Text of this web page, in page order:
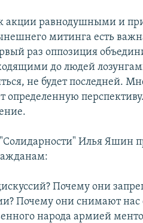
к акции равнодушными и
митинга есть
раз оппозиция
до людей
не будет последней.
Илья Яшин
Почему они
Почему они снимают нас
народа армией